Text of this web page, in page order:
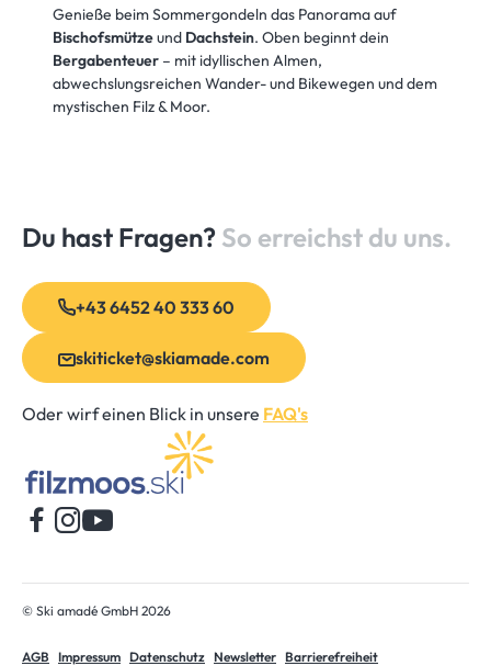
Genieße beim Sommergondeln das Panorama auf
Bischofsmützeund Dachstein. Oben beginnt dein
Bergabenteuer – mit idyllischen Almen,
abwechslungsreichen Wander- und Bikewegen und dem
mystischen Filz & Moor.
Du hast Fragen? So erreichst du uns.
+43 6452 40 333 60
skiticket@skiamade.com
Oder wirf einen Blick in unsere FAQ's
© Ski amadé GmbH 2026
AGB Impressum Datenschutz Newsletter Barrierefreiheit